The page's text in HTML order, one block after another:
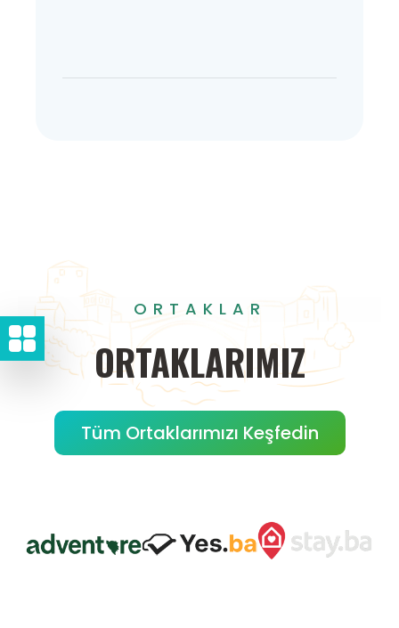
ORTAKLAR
ORTAKLARIMIZ
Tüm Ortaklarımızı Keşfedin